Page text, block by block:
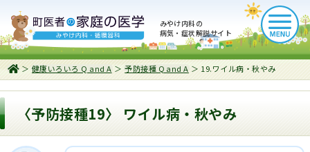
みやけ内科の
病気・症状解説サイト
＞健康いろいろ Q and A＞予防接種 Q and A ＞ 19.ワイル病・秋やみ
〈予防接種19〉 ワイル病・秋やみ